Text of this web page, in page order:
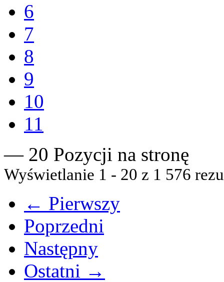
6
7
8
9
10
11
— 20 Pozycji na stronę
Wyświetlanie 1 - 20 z 1 576
← Pierwszy
Poprzedni
Następny
Ostatni →